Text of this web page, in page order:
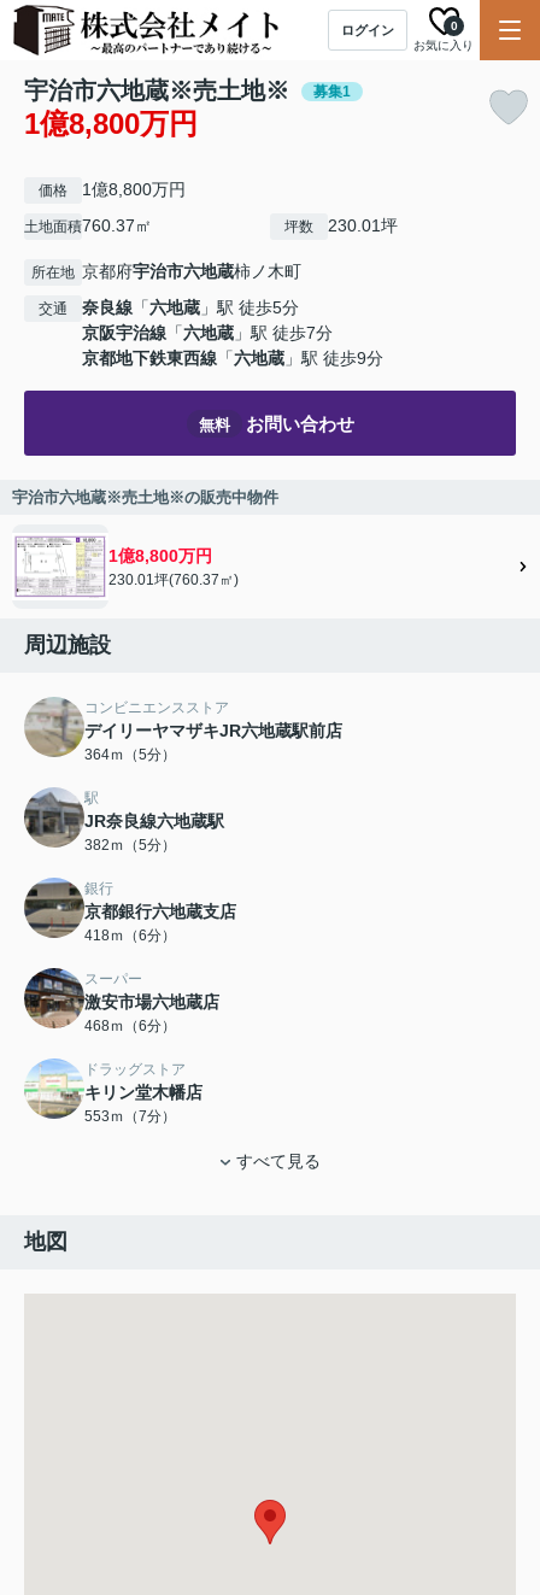
ログイン
お気に入り
0
宇治市六地蔵※売土地※ 募集1
1億8,800万円
価格 1億8,800万円
土地面積760.37㎡ 坪数 230.01坪
所在地 京都府宇治市六地蔵柿ノ木町
交通 奈良線 「六地蔵 」駅 徒歩5分
京阪宇治線 「六地蔵 」駅 徒歩7分
京都地下鉄東西線 「六地蔵 」駅 徒歩9分
無料 お問い合わせ
宇治市六地蔵※売土地※の販売中物件
1億8,800万円
230.01坪(760.37㎡)
周辺施設
コンビニエンスストア
デイリーヤマザキJR六地蔵駅前店
364ｍ（5分）
駅
JR奈良線六地蔵駅
382ｍ（5分）
銀行
京都銀行六地蔵支店
418ｍ（6分）
スーパー
激安市場六地蔵店
468ｍ（6分）
ドラッグストア
キリン堂木幡店
553ｍ（7分）
すべて見る
地図